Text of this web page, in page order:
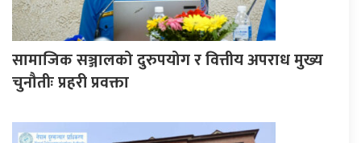
सामाजिक सञ्जालको दुरुपयोग र वित्तीय अपराध मुख्य
चुनौतीः प्रहरी प्रवक्ता